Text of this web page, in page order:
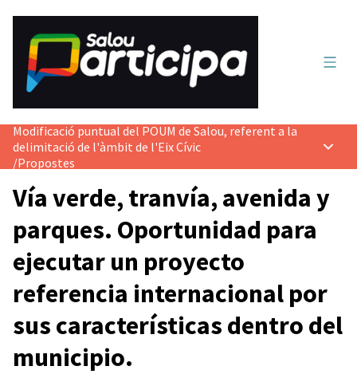
Modificació puntual del POUM de Salou, referent a la
delimitació de l'àmbit de l'Eix Cívic
/Propostes
Vía verde, tranvía, avenida y
parques. Oportunidad para
ejecutar un proyecto
referencia internacional por
sus características dentro del
municipio.